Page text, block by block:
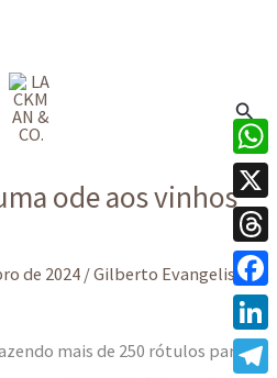
ode aos vinhos
de 2024 /Gilberto Evangelista
mais de 250 rótulos para
X